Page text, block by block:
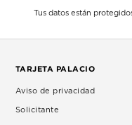
Tus datos están
TARJETA PALACIO
Aviso de privacidad
Solicitante